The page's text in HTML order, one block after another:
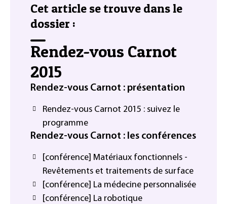
Cet article se trouve dans le
dossier :
Rendez-vous Carnot
2015
Rendez-vous Carnot : présentation
Rendez-vous Carnot 2015 : suivez le
programme
Rendez-vous Carnot : les conférences
[conférence] Matériaux fonctionnels -
Revêtements et traitements de surface
[conférence] La médecine personnalisée
[conférence] La robotique